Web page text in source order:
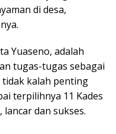
di desa,
Yuaseno, adalah
tugas-tugas sebagai
tidak kalah penting
terpilihnya 11 Kades
dan sukses.